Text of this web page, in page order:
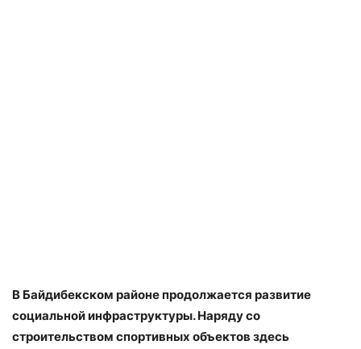
В Байдибекском районе продолжается развитие
социальной инфраструктуры. Наряду со
строительством спортивных объектов здесь